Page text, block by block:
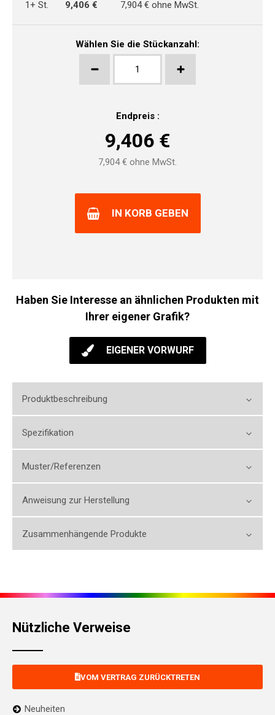
1+ St. 9,406 € 7,904 € ohne MwSt.
Wählen Sie die Stückanzahl:
Endpreis :
9,406 €
7,904€ ohne MwSt.
IN KORB GEBEN
Haben Sie Interesse an ähnlichen Produkten mit
Ihrer eigener Grafik?
EIGENER VORWURF
Produktbeschreibung
Spezifikation
Muster/Referenzen
Anweisung zur Herstellung
Zusammenhängende Produkte
Nützliche Verweise
VOM VERTRAG ZURÜCKTRETEN
Neuheiten